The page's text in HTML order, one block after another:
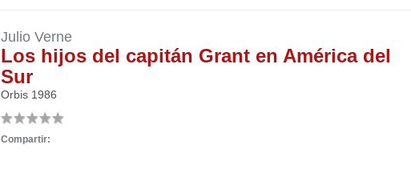
Julio Verne
Los hijos del capitán Grant en América del
Sur
Orbis 1986
Compartir: